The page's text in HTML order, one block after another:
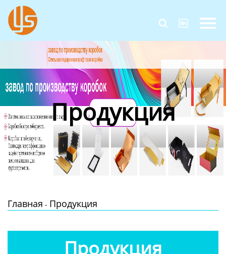
 
Главная
Продукция
О Нас
Контакты Продукция
Главная - Продукция
Продукция